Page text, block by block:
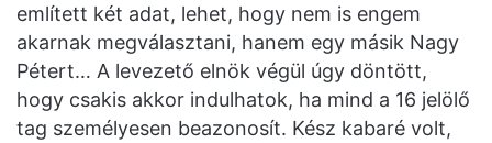
említett két adat, lehet, hogy nem is engem
akarnak megválasztani, hanem egy másik Nagy
Pétert… A levezető elnök végül úgy döntött,
hogy csakis akkor indulhatok, ha mind a 16 jelölő
tag személyesen beazonosít. Kész kabaré volt,